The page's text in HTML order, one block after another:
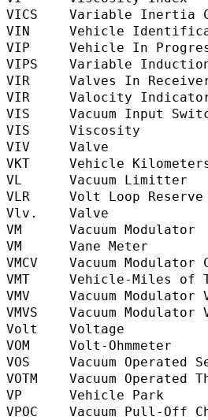
VICS    Variable Inertia
VIN     Vehicle
VIP     Vehicle In
VIPS    Variable
VIR     Valves In
VIR     Valocity
VIS     Vacuum Input
VIS     Viscosity
VIV     Valve
VKT     Vehicle
VL      Vacuum
VLR     Volt Loop
Vlv.    Valve
VM      Vacuum
VM      Vane Meter
VMCV    Vacuum
VMT     Vehicle-Miles
VMV     Vacuum
VMVS    Vacuum
Volt    Voltage
VOM     Volt-
VOS     Vacuum
VOTM    Vacuum Operated
VP      Vehicle Park
VPOC    Vacuum Pull-Off